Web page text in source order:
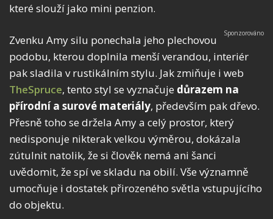
které slouží jako mini penzion.
Zvenku Amy silu ponechala jeho plechovou
podobu, kterou doplnila menší verandou, interiér
pak sladila v rustikálním stylu. Jak zmiňuje i web
TheSpruce, tento styl se vyznačuje důrazem na
přírodní a surové materiály, především pak dřevo.
Přesně toho se držela Amy a celý prostor, který
nedisponuje nikterak velkou výměrou, dokázala
zútulnit natolik, že si člověk nemá ani šanci
uvědomit, že spí ve skladu na obilí. Vše významně
umocňuje i dostatek přirozeného světla vstupujícího
do objektu.